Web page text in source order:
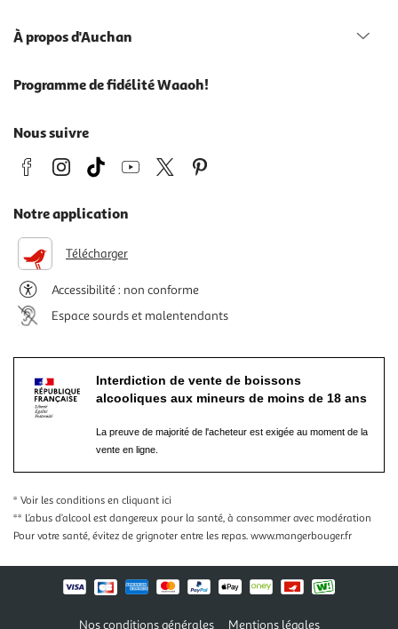
À propos d'Auchan
Programme de fidélité Waaoh!
Nous suivre
Notre application
Télécharger
Accessibilité : non conforme
Espace sourds et malentendants
Interdiction de vente de boissons
alcooliques aux mineurs de moins de 18 ans
La preuve de majorité de l'acheteur est exigée au moment de la
vente en ligne.
* Voir les conditions en cliquant ici
** L’abus d’alcool est dangereux pour la santé, à consommer avec modération
Pour votre santé, évitez de grignoter entre les repas. www.mangerbouger.fr
Nos conditions générales Mentions légales